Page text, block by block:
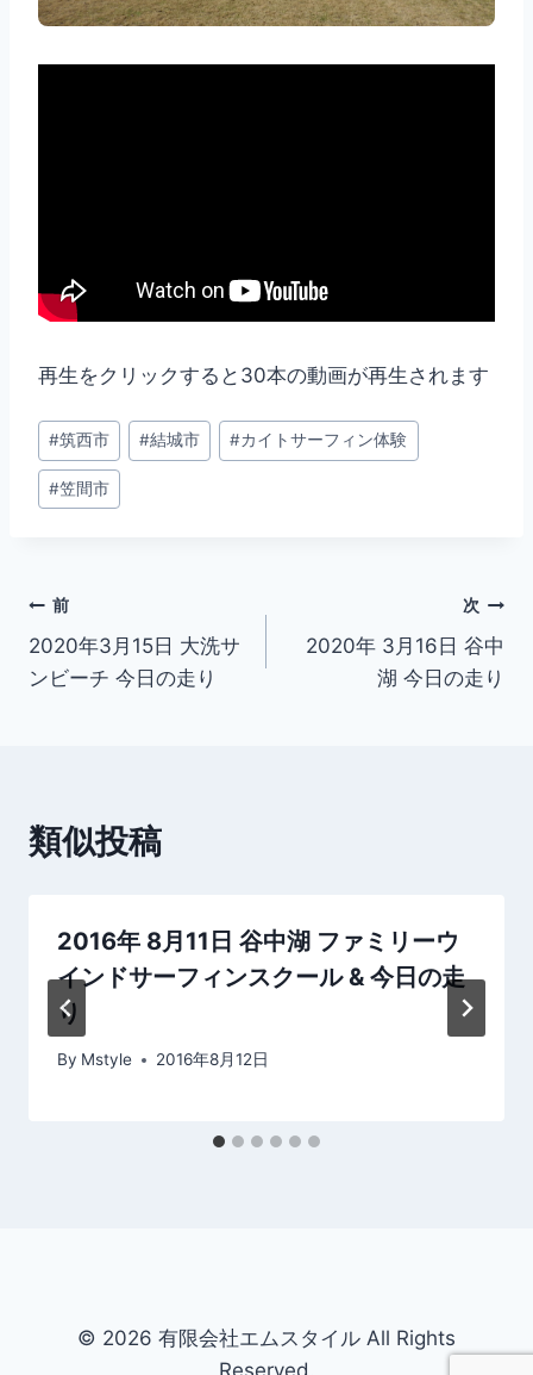
再生をクリックすると30本の動画が再生されます
投
稿
タ
#筑西市 #結城市 #カイトサーフィン体験
#笠間市
投
稿
ー
ョ
ン
前
2020年3月15日 大洗サ
ンビーチ 今日の走り
次
2020年 3月16日 谷中
湖 今日の走り
類似投稿
2016年 8月11日 谷中湖 ファミリーウ
インドサーフィンスクール & 今日の走
り
By Mstyle 2016年8月12日
© 2026 有限会社エムスタイル All Rights
Reserved.